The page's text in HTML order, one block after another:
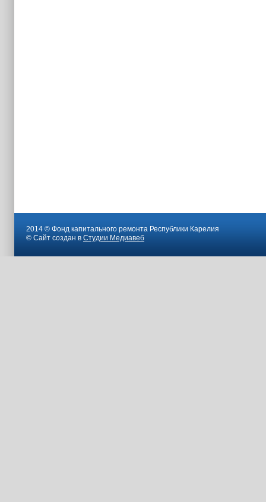
2014 © Фонд капитального ремонта Республики Карелия
© Сайт создан в Студии Медиавеб